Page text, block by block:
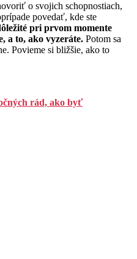
o svojich schopnostiach,
povedať, kde ste
pri prvom momente
a to, ako vyzeráte. Potom sa
Povieme si bližšie, ako to
rád, ako byť